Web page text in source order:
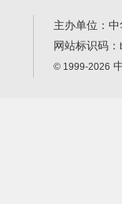
主办单位：
网站标识码：
© 1999-2026